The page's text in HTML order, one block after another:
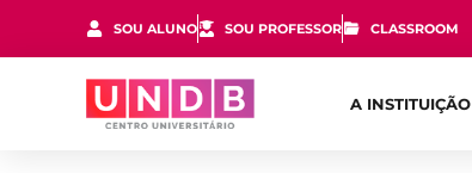
SOU ALUNO SOU PROFESSOR CLASSROOM
A INSTITUIÇÃO